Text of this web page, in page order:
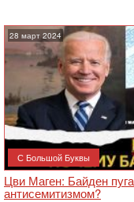
28 март 2024
С Большой Буквы
Цви Маген: Байден
антисемитизмом?